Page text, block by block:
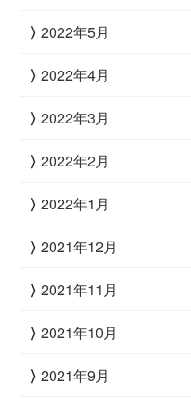
2022年5月
2022年4月
2022年3月
2022年2月
2022年1月
2021年12月
2021年11月
2021年10月
2021年9月